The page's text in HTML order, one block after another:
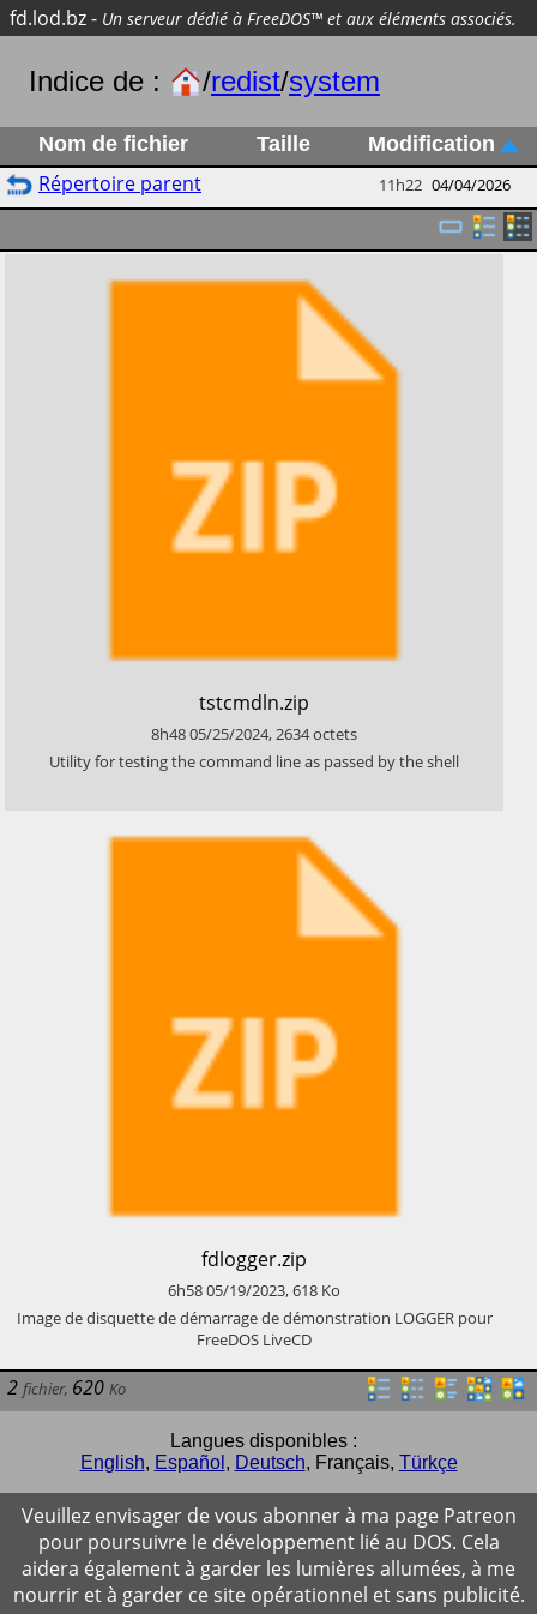
fd.lod.bz- Un serveur dédié à FreeDOS™ et aux éléments associés.
Indice de : /redist/system
Nom de fichier Taille Modification
Répertoire parent 11h22 04/04/2026
​tstcmdln.zip
8h4805/25/2024,2634octets
​Utility for testing the command line as passed by the shell
​fdlogger.zip
6h5805/19/2023,618 Ko
​Image de disquette de démarrage de démonstration LOGGER pour
FreeDOS LiveCD
2 fichier, 620 Ko
Langues disponibles :
English, Español , Deutsch, Français, Türkçe
Veuillez envisager de vous abonner à ma page Patreon
pour poursuivre le développement lié au DOS. Cela
aidera également à garder les lumières allumées, à me
nourrir et à garder ce site opérationnel et sans publicité.